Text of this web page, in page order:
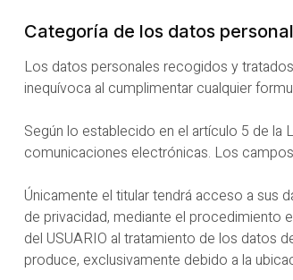
Categoría de los datos
Los datos personales recogidos y
inequívoca al cumplimentar cualquier
Según lo establecido en el artículo 5 de la
comunicaciones electrónicas. Los
Únicamente el titular tendrá acceso a sus
de privacidad, mediante el procedimiento
del USUARIO al tratamiento de los datos
produce, exclusivamente debido a la